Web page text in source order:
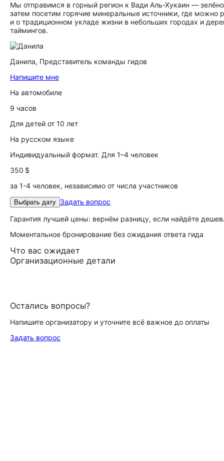
Мы отправимся в горный регион к Вади Аль-Хукаин —
затем посетим горячие минеральные источники, где можно
и о традиционном укладе жизни в небольших городах и
таймингов.
Данила, Представитель команды гидов
Напишите мне
На автомобиле
9 часов
Для детей от 10 лет
На русском языке
Индивидуальный формат. Для 1–4 человек
350 $
за 1-4 человек, независимо от числа участников
Выбрать дату Задать вопрос
Гарантия лучшей цены: вернём разницу, если найдёте
Моментальное бронирование без ожидания ответа гида
Что вас ожидает
Организационные детали
Остались вопросы?
Напишите организатору и уточните всё важное до оплаты
Задать вопрос